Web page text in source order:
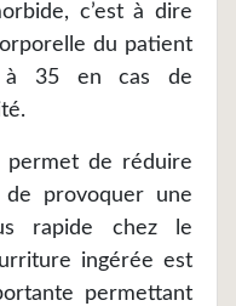
c’est à dire
du patient
à 35 en cas de
permet de réduire
de provoquer une
rapide chez le
ingérée est
permettant